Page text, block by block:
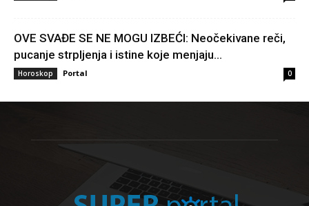
OVE SVAĐE SE NE MOGU IZBEĆI: Neočekivane reči,
pucanje strpljenja i istine koje menjaju...
Horoskop Portal 0